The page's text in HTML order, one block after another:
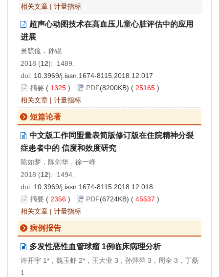
相关文章 | 计量指标
超声心动图技术在高血压儿童心脏评估中的应用
进展
吴毓俭，孙锟
2018 (12): 1489.
doi: 10.3969/j.issn.1674-8115.2018.12.017
摘要 ( 1325 ) PDF(8200KB) ( 25165 )
相关文章 | 计量指标
短篇论著
中文版工作同盟量表简版修订版在住院精神分裂
症患者中的 信度和效度研究
陈如梦，陈剑华，徐一峰
2018 (12): 1494.
doi: 10.3969/j.issn.1674-8115.2018.12.018
摘要 ( 2356 ) PDF(6724KB) ( 45537 )
相关文章 | 计量指标
病例报告
多发性恶性血管球瘤 1例临床病理分析
许开宇 1*，魏玉虾 2*，王大业 3，孙萍萍 3，周全 3，丁磊
1